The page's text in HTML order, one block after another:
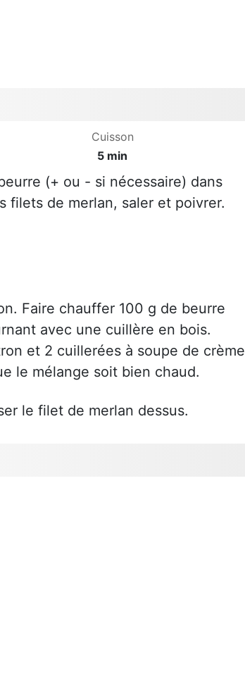
Cuisson
5 min
(+ ou - si nécessaire) dans
filets de merlan, saler et poivrer.
Faire chauffer 100 g de beurre
avec une cuillère en bois.
et 2 cuillerées à soupe de crème
le mélange soit bien chaud.
le filet de merlan dessus.